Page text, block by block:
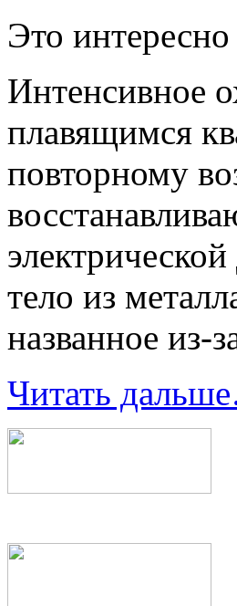
Это интересно
Интенсивное
плавящимся
повторному
тело из
названное из-
Читать